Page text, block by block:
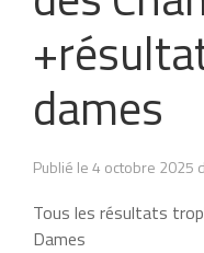
dames
Publié le 4 octobre 2025
Tous les résultats
Dames